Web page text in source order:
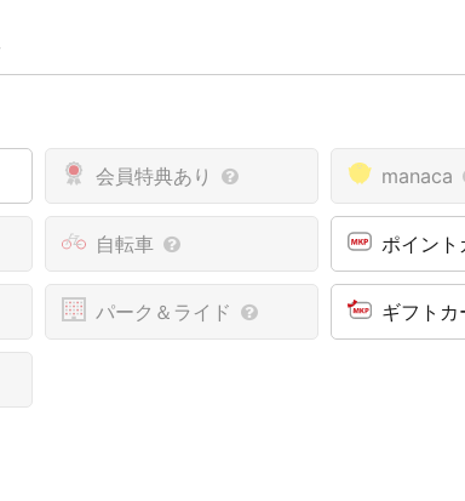
会員特典あり manaca
自転車 ポイン
パーク＆ライド ギフト